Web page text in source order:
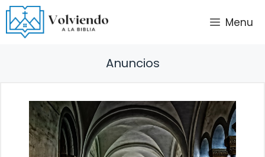
Saltar
al
contenido
Menu
Anuncios